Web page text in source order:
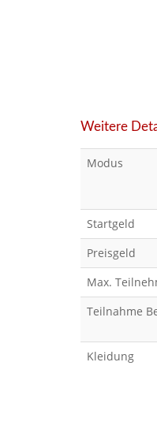
Weitere
Modus
Startgeld
Preisgeld
Max.
Teilnahme
Kleidung